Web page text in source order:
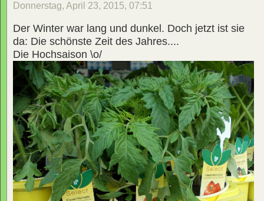
Donnerstag, April 23, 2015, 07:51
Der Winter war lang und dunkel. Doch jetzt ist sie
da: Die schönste Zeit des Jahres....
Die Hochsaison \o/